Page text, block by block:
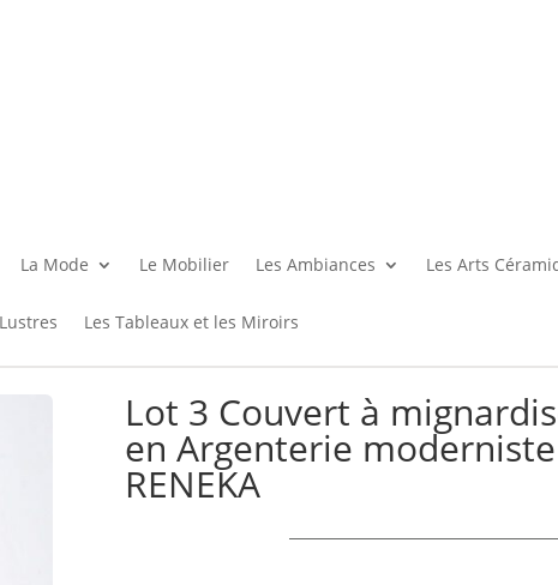
La Mode Le Mobilier Les Ambiances Les Arts
Les Tableaux et les Miroirs
Lot 3 Couvert à
en Argenterie
RENEKA